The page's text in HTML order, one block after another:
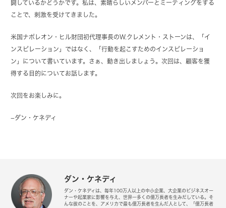
闘しているかどうかです。私は、素晴らしいメンバーとミーティングをする
ことで、刺激を受けてきました。
米国ナポレオン・ヒル財団初代理事長のW.クレメント・ストーンは、「イ
ンスピレーション」ではなく、「行動を起こすためのインスピレーショ
ン」について書いています。さぁ、動き出しましょう。次回は、顧客を獲
得する目的についてお話します。
次回をお楽しみに。
−ダン・ケネディ
ダン・ケネディ
ダン・ケネディは、毎年100万人以上の中小企業、大企業のビジネスオー
ナーや起業家に影響を与え、世界一多くの億万長者を生みだしている。そ
んな彼のことを、アメリカで最も億万長者を生んだ人として、「億万長者